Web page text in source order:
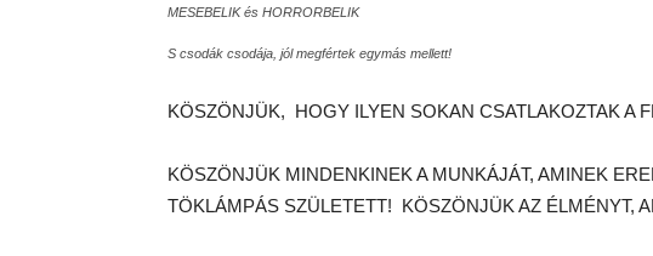
MESEBELIK és HORRORBELIK
S csodák csodája, jól megfértek egymás mellett!
KÖSZÖNJÜK, HOGY ILYEN SOKAN CSATLAKOZTAK A
KÖSZÖNJÜK MINDENKINEK A MUNKÁJÁT, AMINEK
TÖKLÁMPÁS SZÜLETETT! KÖSZÖNJÜK AZ ÉLMÉNYT,